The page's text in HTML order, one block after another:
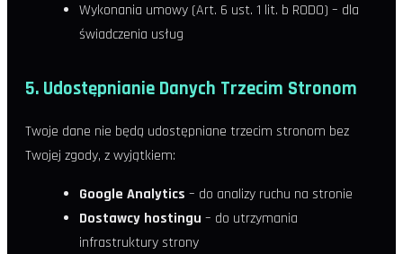
Wykonania umowy (Art. 6 ust. 1 lit. b RODO) – dla
świadczenia usług
5. Udostępnianie Danych Trzecim Stronom
Twoje dane nie będą udostępniane trzecim stronom bez
Twojej zgody, z wyjątkiem:
Google Analytics – do analizy ruchu na stronie
Dostawcy hostingu – do utrzymania
infrastruktury strony